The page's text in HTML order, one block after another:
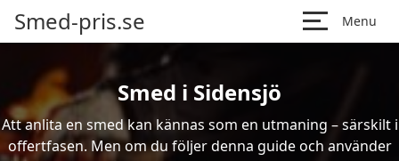
Smed-pris.se Menu
Smed i Sidensjö
Att anlita en smed kan kännas som en utmaning – särskilt i
offertfasen. Men om du följer denna guide och använder